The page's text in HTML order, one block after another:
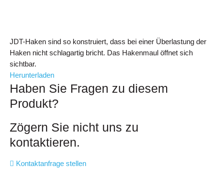
JDT-Haken sind so konstruiert, dass bei einer Überlastung der
Haken nicht schlagartig bricht. Das Hakenmaul öffnet sich
sichtbar.
Herunterladen
Haben Sie Fragen zu diesem
Produkt?
Zögern Sie nicht uns zu
kontaktieren.
Kontaktanfrage stellen